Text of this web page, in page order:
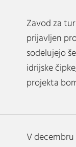
Zavod za
prijavljen
sodelujejo
idrijske
projekta
V